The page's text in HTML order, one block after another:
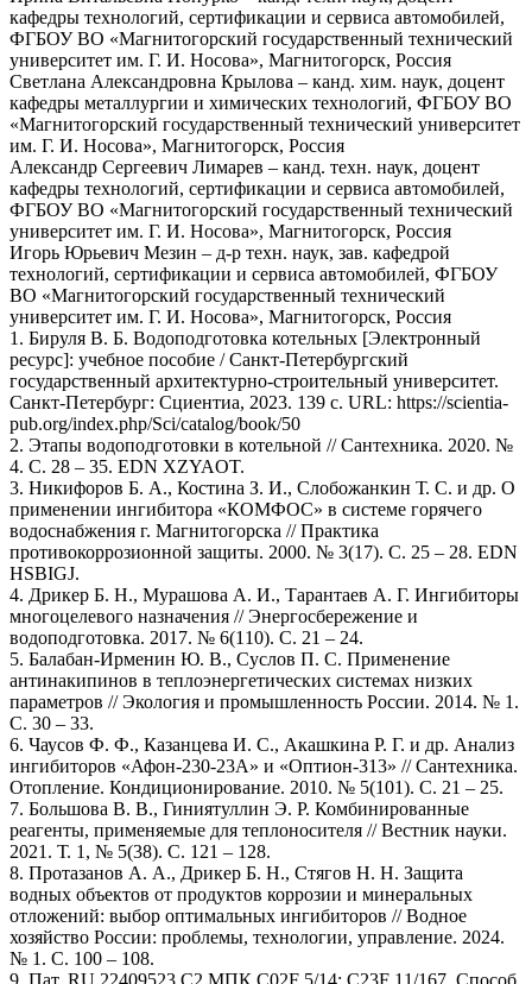
кафедры технологий, сертификации и сервиса автомобилей,
ФГБОУ ВО «Магнитогорский государственный технический
университет им. Г. И. Носова», Магнитогорск, Россия
Светлана Александровна Крылова – канд. хим. наук, доцент
кафедры металлургии и химических технологий, ФГБОУ ВО
«Магнитогорский государственный технический университет
им. Г. И. Носова», Магнитогорск, Россия
Александр Сергеевич Лимарев – канд. техн. наук, доцент
кафедры технологий, сертификации и сервиса автомобилей,
ФГБОУ ВО «Магнитогорский государственный технический
университет им. Г. И. Носова», Магнитогорск, Россия
Игорь Юрьевич Мезин – д-р техн. наук, зав. кафедрой
технологий, сертификации и сервиса автомобилей, ФГБОУ
ВО «Магнитогорский государственный технический
университет им. Г. И. Носова», Магнитогорск, Россия
1. Бируля В. Б. Водоподготовка котельных [Электронный
ресурс]: учебное пособие / Санкт-Петербургский
государственный архитектурно-строительный университет.
Санкт-Петербург: Сциентиа, 2023. 139 с. URL: https://scientia-
pub.org/index.php/Sci/catalog/book/50
2. Этапы водоподготовки в котельной // Сантехника. 2020. №
4. С. 28 – 35. EDN XZYAOT.
3. Никифоров Б. А., Костина З. И., Слобожанкин Т. С. и др. О
применении ингибитора «КОМФОС» в системе горячего
водоснабжения г. Магнитогорска // Практика
противокоррозионной защиты. 2000. № 3(17). С. 25 – 28. EDN
HSBIGJ.
4. Дрикер Б. Н., Мурашова А. И., Тарантаев А. Г. Ингибиторы
многоцелевого назначения // Энергосбережение и
водоподготовка. 2017. № 6(110). С. 21 – 24.
5. Балабан-Ирменин Ю. В., Суслов П. С. Применение
антинакипинов в теплоэнергетических системах низких
параметров // Экология и промышленность России. 2014. № 1.
С. 30 – 33.
6. Чаусов Ф. Ф., Казанцева И. С., Акашкина Р. Г. и др. Анализ
ингибиторов «Афон-230-23А» и «Оптион-313» // Сантехника.
Отопление. Кондиционирование. 2010. № 5(101). С. 21 – 25.
7. Большова В. В., Гиниятуллин Э. Р. Комбинированные
реагенты, применяемые для теплоносителя // Вестник науки.
2021. Т. 1, № 5(38). С. 121 – 128.
8. Протазанов А. А., Дрикер Б. Н., Стягов Н. Н. Защита
водных объектов от продуктов коррозии и минеральных
отложений: выбор оптимальных ингибиторов // Водное
хозяйство России: проблемы, технологии, управление. 2024.
№ 1. С. 100 – 108.
9. Пат. RU 22409523 С2 МПК С02F 5/14; С23F 11/167. Способ